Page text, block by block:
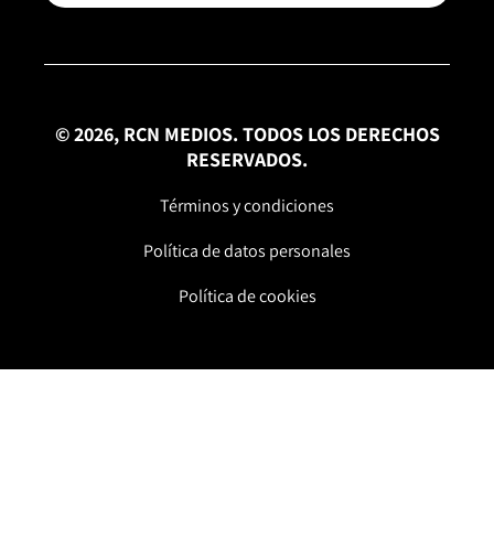
© 2026, RCN MEDIOS. TODOS LOS DERECHOS
RESERVADOS.
Términos y condiciones
Política de datos personales
Política de cookies